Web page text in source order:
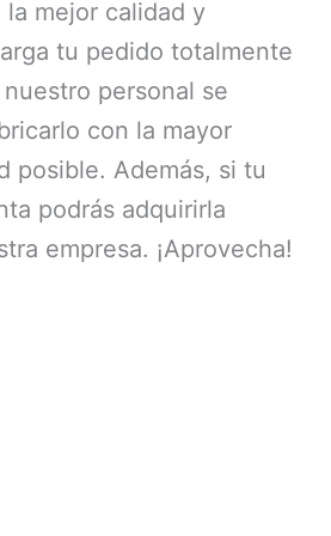
la mejor calidad y
tu pedido totalmente
personal se
con la mayor
posible. Además, si tu
podrás adquirirla
empresa. ¡Aprovecha!